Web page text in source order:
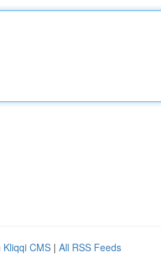
Kliqqi CMS | All RSS Feeds